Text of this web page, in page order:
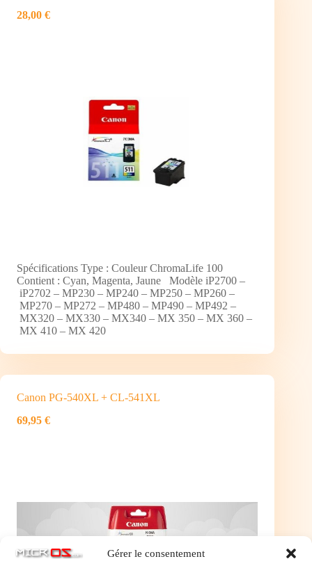
Gérer le consentement
28,00 €
Spécifications Type : Couleur ChromaLife 100
Contient : Cyan, Magenta, Jaune Modèle iP2700 –
iP2702 – MP230 – MP240 – MP250 – MP260 –
MP270 – MP272 – MP480 – MP490 – MP492 –
MX320 – MX330 – MX340 – MX 350 – MX 360 –
MX 410 – MX 420
Canon PG-540XL + CL-541XL
69,95 €